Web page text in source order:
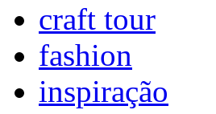
craft tour
fashion
inspiração